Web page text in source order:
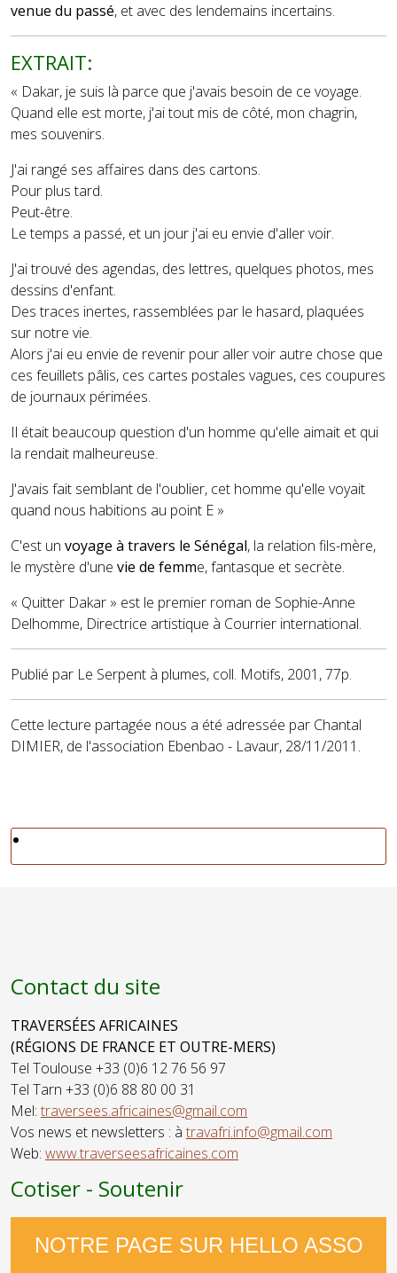
venue du passé, et avec des lendemains incertains.
EXTRAIT:
« Dakar, je suis là parce que j'avais besoin de ce voyage.
Quand elle est morte, j'ai tout mis de côté, mon chagrin,
mes souvenirs.
J'ai rangé ses affaires dans des cartons.
Pour plus tard.
Peut-être.
Le temps a passé, et un jour j'ai eu envie d'aller voir.
J'ai trouvé des agendas, des lettres, quelques photos, mes
dessins d'enfant.
Des traces inertes, rassemblées par le hasard, plaquées
sur notre vie.
Alors j'ai eu envie de revenir pour aller voir autre chose que
ces feuillets pâlis, ces cartes postales vagues, ces coupures
de journaux périmées.
Il était beaucoup question d'un homme qu'elle aimait et qui
la rendait malheureuse.
J'avais fait semblant de l'oublier, cet homme qu'elle voyait
quand nous habitions au point E »
C'est un voyage à travers le Sénégal, la relation fils-mère,
le mystère d'une vie de femme, fantasque et secrète.
« Quitter Dakar » est le premier roman de Sophie-Anne
Delhomme, Directrice artistique à Courrier international.
Publié par Le Serpent à plumes, coll. Motifs, 2001, 77p.
Cette lecture partagée nous a été adressée par Chantal
DIMIER, de l'association Ebenbao - Lavaur, 28/11/2011.
Contact du site
TRAVERSÉES AFRICAINES
(RÉGIONS DE FRANCE ET OUTRE-MERS)
Tel Toulouse +33 (0)6 12 76 56 97
Tel Tarn +33 (0)6 88 80 00 31
Mel: traversees.africaines@gmail.com
Vos news et newsletters : à travafri.info@gmail.com
Web: www.traverseesafricaines.com
Cotiser - Soutenir
NOTRE PAGE SUR HELLO ASSO